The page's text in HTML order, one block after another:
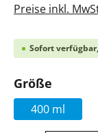
Preise inkl.
Sofort
Größe
400 ml